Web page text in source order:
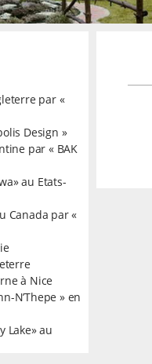
par «
Design »
par « BAK
au Etats-
Canada par «
à Nice
N’Thepe » en
Lake» au